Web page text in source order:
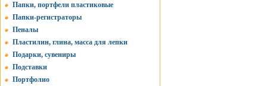
Папки, портфели пластиковые
Папки-регистраторы
Пеналы
Пластилин, глина, масса для лепки
Подарки, сувениры
Подставки
Портфолио